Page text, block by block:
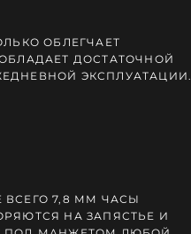
ОБЛЕГЧАЕТ
ДОСТАТОЧНОЙ
ЭКСПЛУАТАЦИИ.
7,8 ММ ЧАСЫ
НА ЗАПЯСТЬЕ И